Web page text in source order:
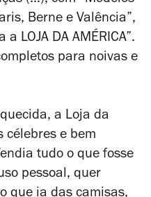
Berne e Valência”,
LOJA DA AMÉRICA”.
para noivas e
a Loja da
célebres e bem
tudo o que fosse
pessoal, quer
que ia das camisas,